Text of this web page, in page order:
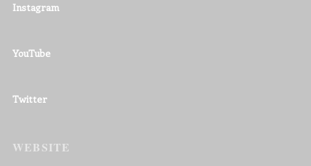
Instagram
YouTube
Twitter
WEBSITE